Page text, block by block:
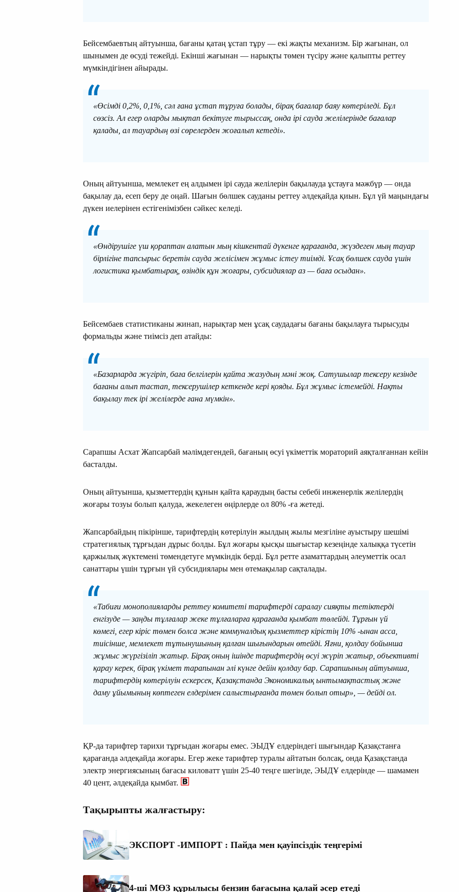
Бейсембаевтың айтуынша, бағаны қатаң ұстап тұру — екі жақты механизм. Бір жағынан, ол
шынымен де өсуді тежейді. Екінші жағынан — нарықты төмен түсіру және қалыпты реттеу
мүмкіндігінен айырады.
«Өсімді 0,2%, 0,1%, сәл ғана ұстап тұруға болады, бірақ бағалар баяу көтеріледі. Бұл
сөзсіз. Ал егер оларды мықтап бекітуге тырыссақ, онда ірі сауда желілерінде бағалар
қалады, ал тауардың өзі сөрелерден жоғалып кетеді».
Оның айтуынша, мемлекет ең алдымен ірі сауда желілерін бақылауда ұстауға мәжбүр — онда
бақылау да, есеп беру де оңай. Шағын бөлшек сауданы реттеу әлдеқайда қиын. Бұл үй маңындағы
дүкен иелерінен естігенімізбен сәйкес келеді.
«Өндірушіге үш қораптан алатын мың кішкентай дүкенге қарағанда, жүздеген мың тауар
бірлігіне тапсырыс беретін сауда желісімен жұмыс істеу тиімді. Ұсақ бөлшек сауда үшін
логистика қымбатырақ, өзіндік құн жоғары, субсидиялар аз — баға осыдан».
Бейсембаев статистиканы жинап, нарықтар мен ұсақ саудадағы бағаны бақылауға тырысуды
формальды және тиімсіз деп атайды:
«Базарларда жүгіріп, баға белгілерін қайта жазудың мәні жоқ. Сатушылар тексеру кезінде
бағаны алып тастап, тексерушілер кеткенде кері қояды. Бұл жұмыс істемейді. Нақты
бақылау тек ірі желілерде ғана мүмкін».
Сарапшы Асхат Жапсарбай мәлімдегендей, бағаның өсуі үкіметтік мораторий аяқталғаннан кейін
басталды.
Оның айтуынша, қызметтердің құнын қайта қараудың басты себебі инженерлік желілердің
жоғары тозуы болып қалуда, жекелеген өңірлерде ол 80% -ға жетеді.
Жапсарбайдың пікірінше, тарифтердің көтерілуін жылдың жылы мезгіліне ауыстыру шешімі
стратегиялық тұрғыдан дұрыс болды. Бұл жоғары қысқы шығыстар кезеңінде халыққа түсетін
қаржылық жүктемені төмендетуге мүмкіндік берді. Бұл ретте азаматтардың әлеуметтік осал
санаттары үшін тұрғын үй субсидиялары мен өтемақылар сақталады.
«Табиғи монополияларды реттеу комитеті тарифтерді саралау сияқты тетіктерді
енгізуде — заңды тұлғалар жеке тұлғаларға қарағанда қымбат төлейді. Тұрғын үй
көмегі, егер кіріс төмен болса және коммуналдық қызметтер кірістің 10% -ынан асса,
тиісінше, мемлекет тұтынушының қалған шығындарын өтейді. Яғни, қолдау бойынша
жұмыс жүргізіліп жатыр. Бірақ оның ішінде тарифтердің өсуі жүріп жатыр, объективті
қарау керек, бірақ үкімет тарапынан әлі күнге дейін қолдау бар. Сарапшының айтуынша,
тарифтердің көтерілуін ескерсек, Қазақстанда Экономикалық ынтымақтастық және
даму ұйымының көптеген елдерімен салыстырғанда төмен болып отыр», — дейді ол.
ҚР-да тарифтер тарихи тұрғыдан жоғары емес. ЭЫДҰ елдеріндегі шығындар Қазақстанға
қарағанда әлдеқайда жоғары. Егер жеке тарифтер туралы айтатын болсақ, онда Қазақстанда
электр энергиясының бағасы киловатт үшін 25-40 теңге шегінде, ЭЫДҰ елдерінде — шамамен
40 цент, әлдеқайда қымбат.
Тақырыпты жалғастыру:
ЭКСПОРТ -ИМПОРТ : Пайда мен қауіпсіздік теңгерімі
4-ші МӨЗ құрылысы бензин бағасына қалай әсер етеді